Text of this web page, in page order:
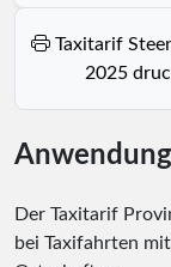
Taxitarif Steenokkerzeel
2025
Der Taxitarif
bei Taxifahrten